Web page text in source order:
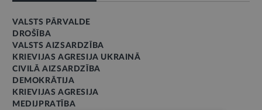
VALSTS PĀRVALDE
DROŠĪBA
VALSTS AIZSARDZĪBA
KRIEVIJAS AGRESIJA UKRAINĀ
CIVILĀ AIZSARDZĪBA
DEMOKRĀTIJA
KRIEVIJAS AGRESIJA
MEDIJPRATĪBA